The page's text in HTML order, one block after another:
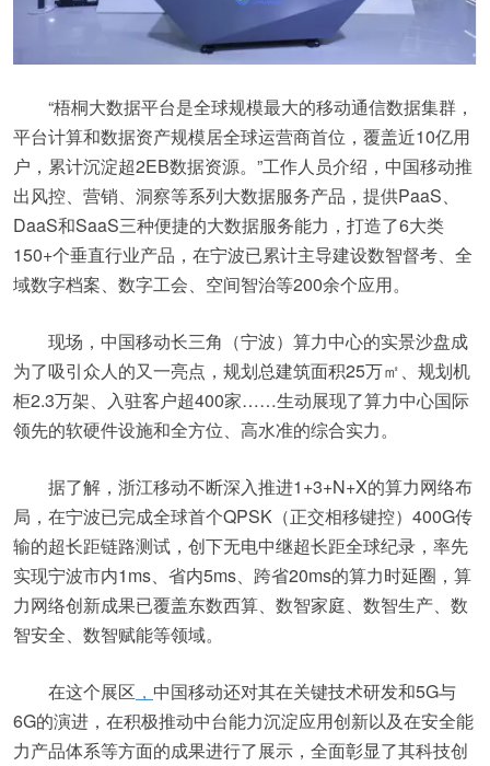
“梧桐大数据平台是全球规模最大的移动通信数据集群，
平台计算和数据资产规模居全球运营商首位，覆盖近10亿用
户，累计沉淀超2EB数据资源。”工作人员介绍，中国移动推
出风控、营销、洞察等系列大数据服务产品，提供PaaS、
DaaS和SaaS三种便捷的大数据服务能力，打造了6大类
150+个垂直行业产品，在宁波已累计主导建设数智督考、全
域数字档案、数字工会、空间智治等200余个应用。
现场，中国移动长三角（宁波）算力中心的实景沙盘成
为了吸引众人的又一亮点，规划总建筑面积25万㎡、规划机
柜2.3万架、入驻客户超400家……生动展现了算力中心国际
领先的软硬件设施和全方位、高水准的综合实力。
据了解，浙江移动不断深入推进1+3+N+X的算力网络布
局，在宁波已完成全球首个QPSK（正交相移键控）400G传
输的超长距链路测试，创下无电中继超长距全球纪录，率先
实现宁波市内1ms、省内5ms、跨省20ms的算力时延圈，算
力网络创新成果已覆盖东数西算、数智家庭、数智生产、数
智安全、数智赋能等领域。
在这个展区 ， 中国移动还对其在关键技术研发和5G与
6G的演进，在积极推动中台能力沉淀应用创新以及在安全能
力产品体系等方面的成果进行了展示，全面彰显了其科技创